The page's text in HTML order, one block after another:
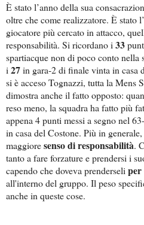
È stato l’anno della sua
oltre che come realizzatore. È stato
giocatore più cercato in attacco,
responsabilità. Si ricordano i 33
spartiacque non di poco conto nella
i 27in gara-2 di finale vinta in casa
si è acceso Tognazzi, tutta la Mens
dimostra anche il fatto opposto:
reso meno, la squadra ha fatto più
appena 4 punti messi a segno nel
in casa del Costone. Più in
maggioresenso di responsabilità.
tanto a fare forzature e prendersi i
capendo che doveva prenderseli per
all'interno del gruppo. Il peso
anche in queste cose.